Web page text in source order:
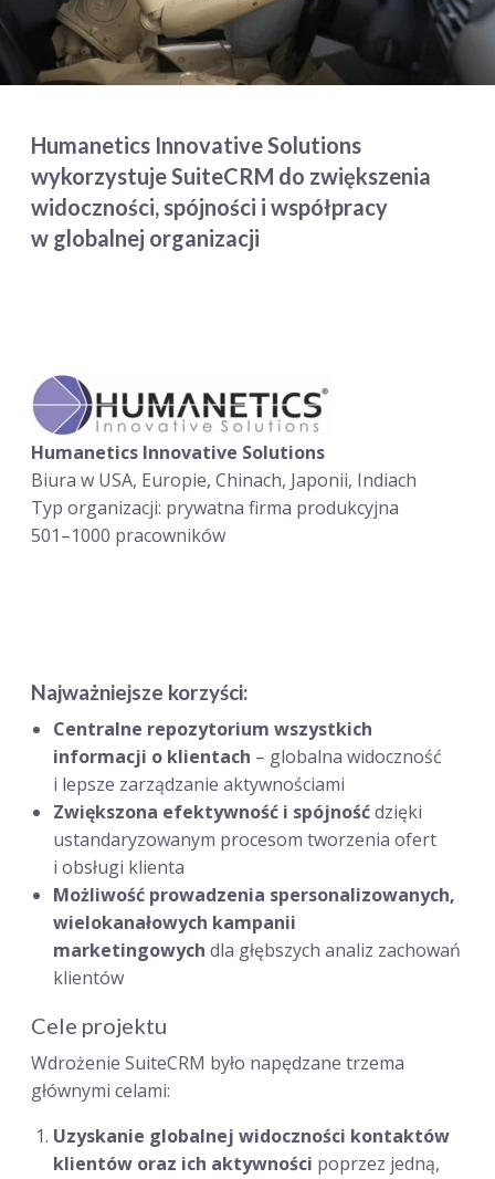
Humanetics Innovative Solutions
wykorzystuje SuiteCRM do zwiększenia
widoczności, spójności i współpracy
w globalnej organizacji
Humanetics Innovative Solutions
Biura w USA, Europie, Chinach, Japonii, Indiach
Typ organizacji: prywatna firma produkcyjna
501–1000 pracowników
Najważniejsze korzyści:
Centralne repozytorium wszystkich
informacji o klientach – globalna widoczność
i lepsze zarządzanie aktywnościami
Zwiększona efektywność i spójnośćdzięki
ustandaryzowanym procesom tworzenia ofert
i obsługi klienta
Możliwość prowadzenia spersonalizowanych,
wielokanałowych kampanii
marketingowych dla głębszych analiz zachowań
klientów
Cele projektu
Wdrożenie SuiteCRM było napędzane trzema
głównymi celami:
Uzyskanie globalnej widoczności kontaktów
klientów oraz ich aktywności poprzez jedną,